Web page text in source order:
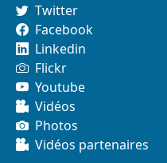
Twitter
Facebook
Linkedin
Flickr
Youtube
Vidéos
Photos
Vidéos partenaires